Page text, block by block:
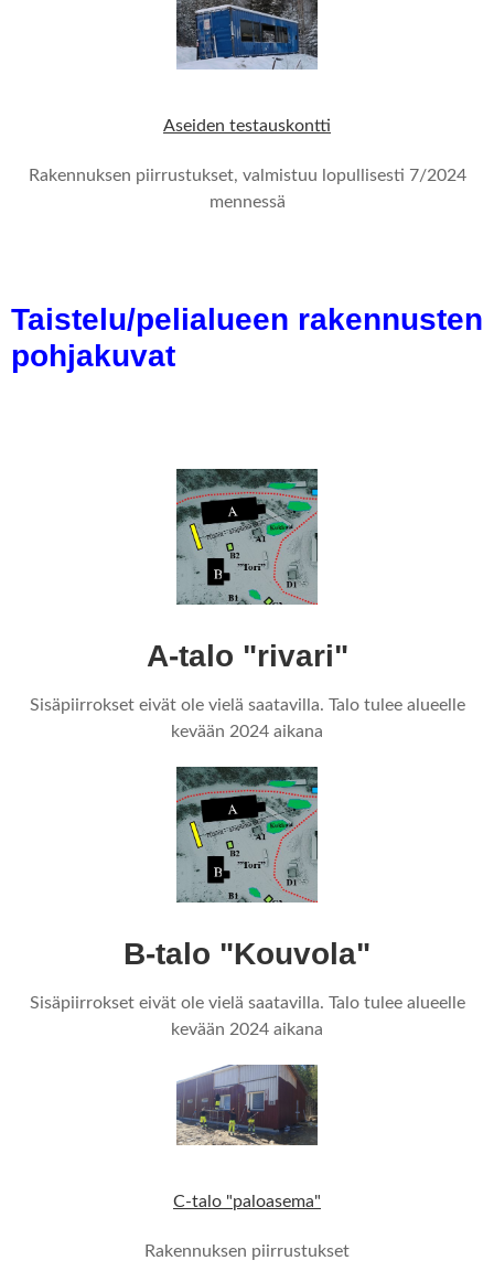
Aseiden testauskontti
Rakennuksen piirrustukset, valmistuu lopullisesti 7/2024
mennessä
Taistelu/pelialueen rakennusten
pohjakuvat
A-talo "rivari"
Sisäpiirrokset eivät ole vielä saatavilla. Talo tulee alueelle
kevään 2024 aikana​
B-talo "Kouvola"
Sisäpiirrokset eivät ole vielä saatavilla. Talo tulee alueelle
kevään 2024 aikana
C-talo "paloasema"
Rakennuksen piirrustukset